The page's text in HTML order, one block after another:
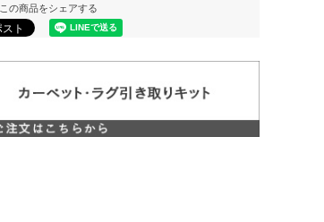
この商品をシェアする